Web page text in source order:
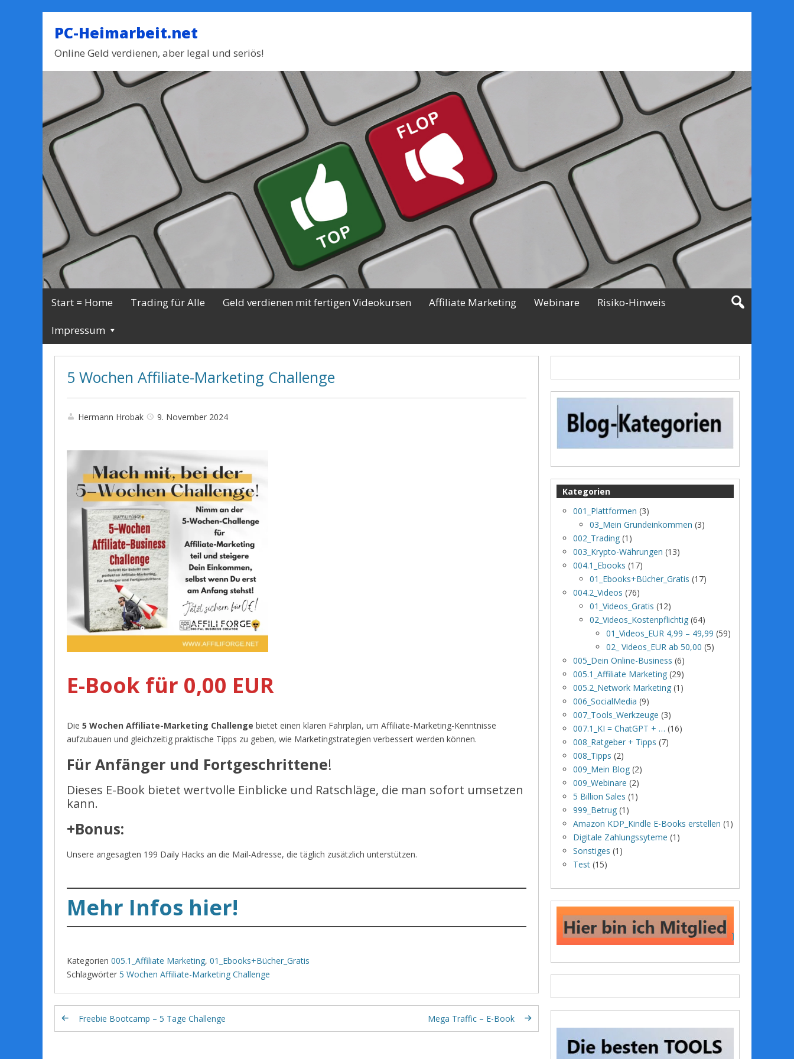
PC-Heimarbeit.net
Online Geld verdienen, aber legal und seriös!
Start = Home Trading für Alle Geld verdienen mit fertigen Videokursen Affiliate Marketing Webinare Risiko-Hinweis
Impressum
5 Wochen Affiliate-Marketing Challenge
Hermann Hrobak 9. November 2024
E-Book für 0,00 EUR
Die 5 Wochen Affiliate-Marketing Challenge bietet einen klaren Fahrplan, um Affiliate-Marketing-Kenntnisse
aufzubauen und gleichzeitig praktische Tipps zu geben, wie Marketingstrategien verbessert werden können.
Für Anfänger und Fortgeschrittene!
Dieses E-Book bietet wertvolle Einblicke und Ratschläge, die man sofort umsetzen
kann.
+Bonus:
Unsere angesagten 199 Daily Hacks an die Mail-Adresse, die täglich zusätzlich unterstützen.
Mehr Infos hier!
Kategorien 005.1_Affiliate Marketing, 01_Ebooks+Bücher_Gratis
Schlagwörter 5 Wochen Affiliate-Marketing Challenge
Freebie Bootcamp – 5 Tage Challenge Mega Traffic – E-Book
Kategorien
001_Plattformen (3)
03_Mein Grundeinkommen (3)
002_Trading (1)
003_Krypto-Währungen (13)
004.1_Ebooks (17)
01_Ebooks+Bücher_Gratis (17)
004.2_Videos (76)
01_Videos_Gratis (12)
02_Videos_Kostenpflichtig (64)
01_Videos_EUR 4,99 – 49,99 (59)
02_ Videos_EUR ab 50,00 (5)
005_Dein Online-Business (6)
005.1_Affiliate Marketing (29)
005.2_Network Marketing (1)
006_SocialMedia (9)
007_Tools_Werkzeuge (3)
007.1_KI = ChatGPT + … (16)
008_Ratgeber + Tipps (7)
008_Tipps (2)
009_Mein Blog (2)
009_Webinare (2)
5 Billion Sales (1)
999_Betrug (1)
Amazon KDP_Kindle E-Books erstellen (1)
Digitale Zahlungssyteme (1)
Sonstiges (1)
Test (15)